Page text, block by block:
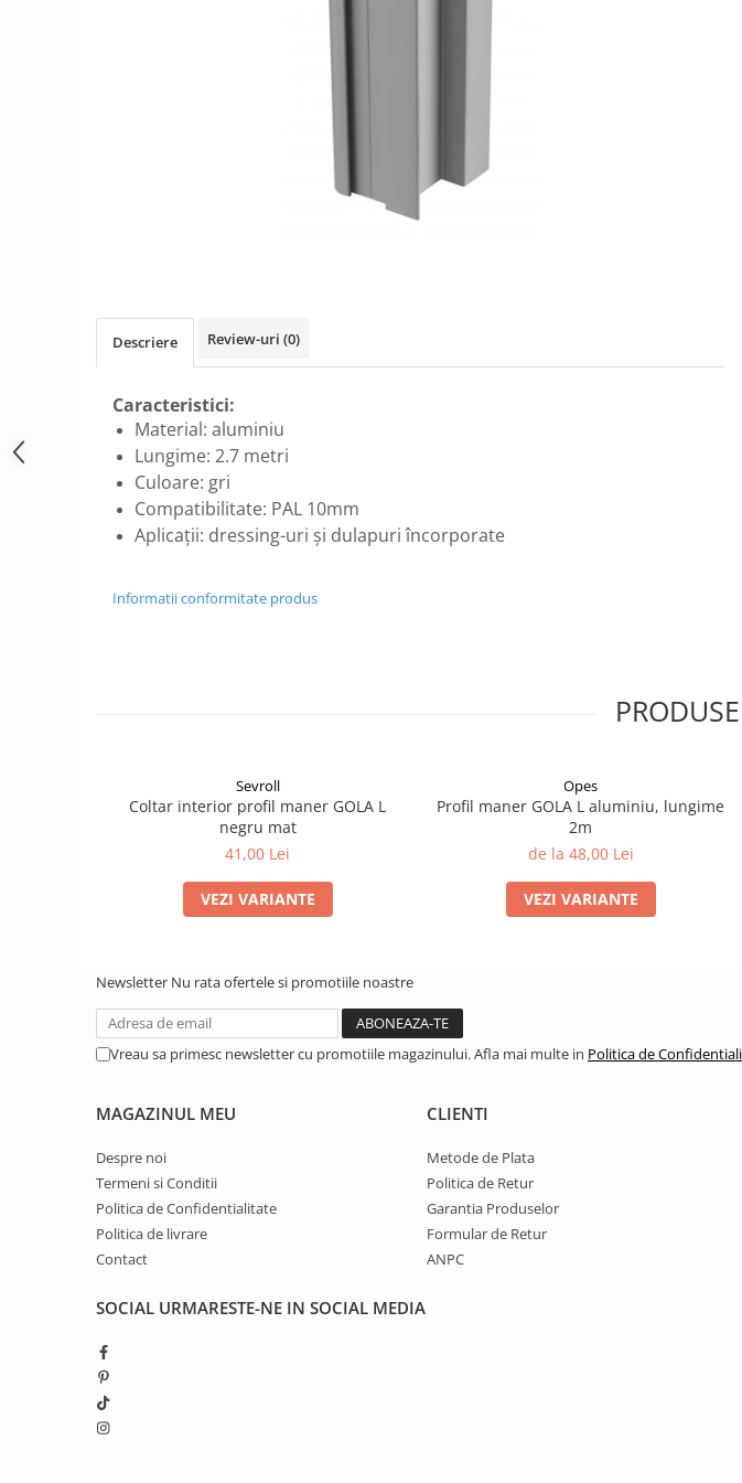
Descriere Review-uri (0)
Caracteristici:
Material: aluminiu
Lungime: 2.7 metri
Culoare: gri
Compatibilitate: PAL 10mm
Aplicații: dressing-uri și dulapuri încorporate
Informatii conformitate produs
Sevroll
Coltar interior profil maner GOLA L
negru mat
41,00 Lei
VEZI VARIANTE
Opes
Profil maner GOLA L aluminiu, lungime
2m
de la 48,00 Lei
VEZI VARIANTE
Newsletter Nu rata ofertele si promotiile noastre
Vreau sa primesc newsletter cu promotiile magazinului. Afla mai multe in Politica de
MAGAZINUL MEU
Despre noi
Termeni si Conditii
Politica de Confidentialitate
Politica de livrare
Contact
CLIENTI
Metode de Plata
Politica de Retur
Garantia Produselor
Formular de Retur
ANPC
SOCIAL URMARESTE-NE IN SOCIAL MEDIA